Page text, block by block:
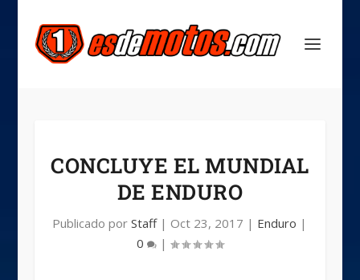
CONCLUYE EL MUNDIAL
DE ENDURO
Publicado porStaff| Oct 23, 2017 | Enduro |
0
|